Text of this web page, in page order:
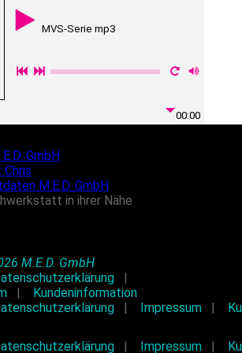
MVS-Serie mp3
00:00
M.E.D. GmbH
Kundeninformation
Impressum
Impressum